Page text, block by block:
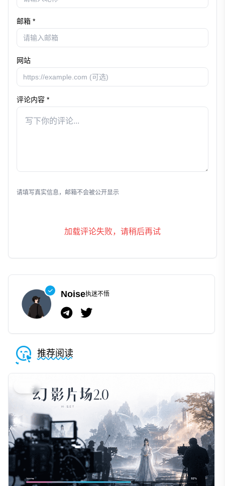
邮箱 *
网站
评论内容 *
请填写真实信息，邮箱不会被公开显示
加载评论失败，请稍后再试
Noise执迷不悟
推荐阅读
AIGC